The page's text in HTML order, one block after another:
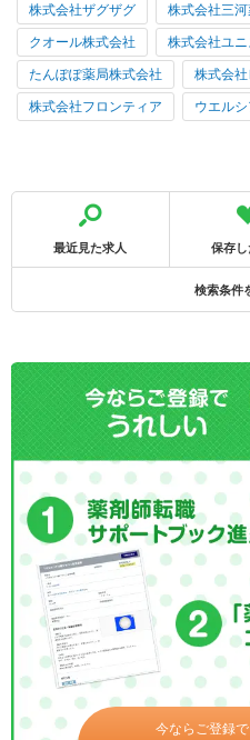
株式会社ザグザグ 株式会社三
クオール株式会社 株式会社ユ
たんぽぽ薬局株式会社 株式会
株式会社フロンティア ウエル
最近見た求人 保存し
検索条件
今ならご登録